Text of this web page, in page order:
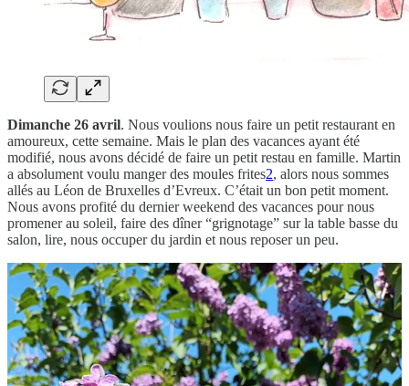
Dimanche 26 avril. Nous voulions nous faire un petit restaurant en
amoureux, cette semaine. Mais le plan des vacances ayant été
modifié, nous avons décidé de faire un petit restau en famille. Martin
a absolument voulu manger des moules frites2, alors nous sommes
allés au Léon de Bruxelles d’Evreux. C’était un bon petit moment.
Nous avons profité du dernier weekend des vacances pour nous
promener au soleil, faire des dîner “grignotage” sur la table basse du
salon, lire, nous occuper du jardin et nous reposer un peu.